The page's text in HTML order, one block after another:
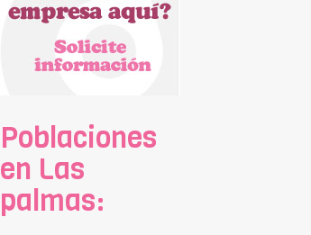
Poblaciones
en Las
palmas: